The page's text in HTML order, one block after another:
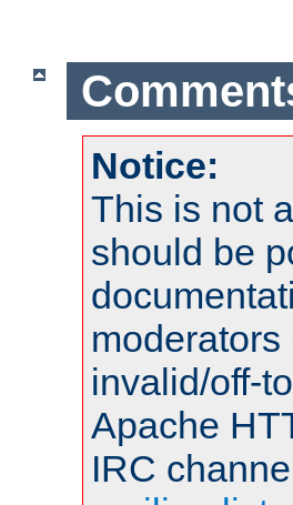
Notice:
This is not
should be
invalid/off-
Apache
IRC